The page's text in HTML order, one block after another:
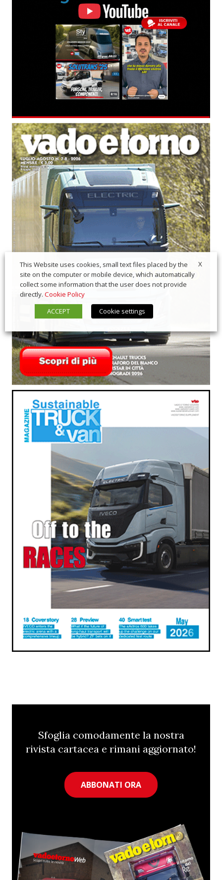
Sfoglia comodamente la nostra
rivista cartacea e rimani aggiornato!
ABBONATI ORA
X
This Website uses cookies, small text files placed by the
site on the computer or mobile device, which automatically
collect some information that the user does not provide
directly. Cookie Policy
ACCEPT
Cookie settings